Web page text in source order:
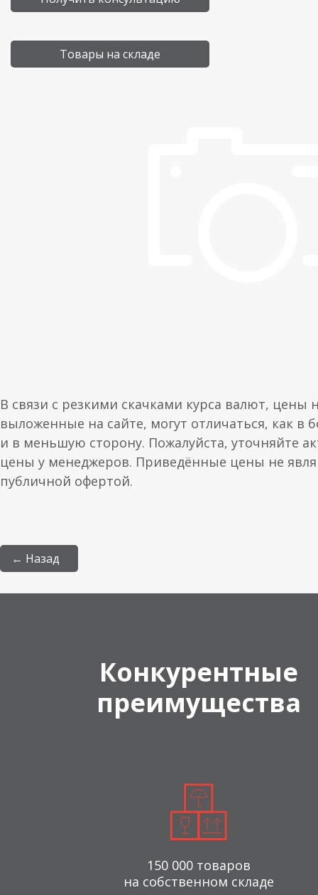
Товары на складе
В связи с резкими скачками курса валют, цены
выложенные на сайте, могут отличаться, как в
и в меньшую сторону. Пожалуйста, уточняйте
цены у менеджеров. Приведённые цены не
публичной офертой.
← Назад
Конкурентные
преимущества
150 000 товаров
на собственном складе